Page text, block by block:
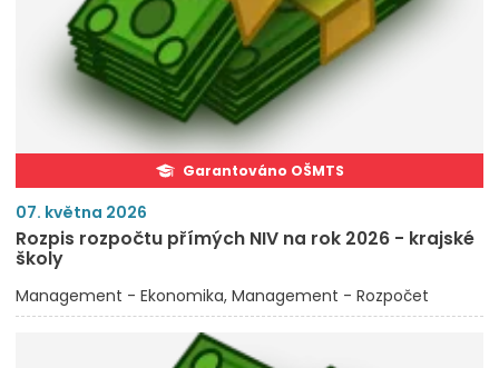
Garantováno OŠMTS
07. května 2026
Rozpis rozpočtu přímých NIV na rok 2026 - krajské
školy
Management - Ekonomika Management - Rozpočet